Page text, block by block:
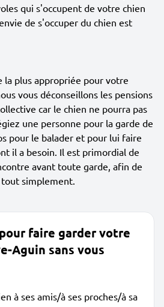
qui s'occupent de votre chien
de s'occuper du chien est
la plus appropriée pour votre
vous déconseillons les pensions
car le chien ne pourra pas
une personne pour la garde de
pour le balader et pour lui faire
il a besoin. Il est primordial de
avant toute garde, afin de
simplement.
faire garder votre
Aguin sans vous
à ses amis/à ses proches/à sa